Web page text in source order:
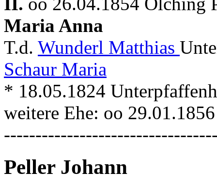
Maria Anna
T.d. Wunderl Matthias
Schaur Maria
* 18.05.1824
weitere Ehe: oo
Peller Johann